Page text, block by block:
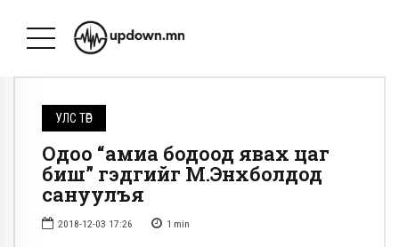
УЛС ТӨР
Одоо “амиа бодоод явах цаг
биш” гэдгийг М.Энхболдод
сануулъя
2018-12-03 17:26 1 min